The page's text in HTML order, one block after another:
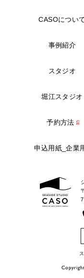
CASOについ
事例紹介
スタジオ
堀江スタジオ
予約方法
申込用紙_企業